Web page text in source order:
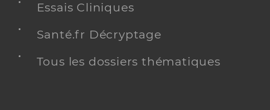
Essais Cliniques
Santé.fr Décryptage
Tous les dossiers thématiques